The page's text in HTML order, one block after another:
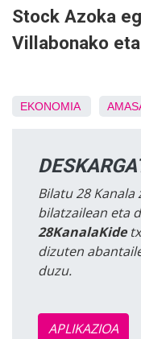
Stock Azoka
Villabonako
EKONOMIA
Bilatu 28
bilatzailean eta
28KanalaKide
dizuten
duzu.
APLIKAZIOA